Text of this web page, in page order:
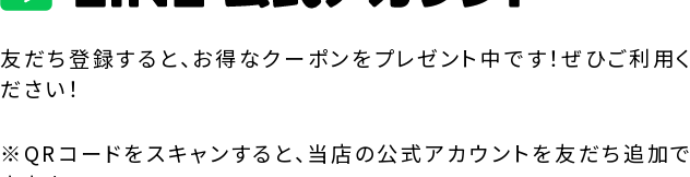
友だち登録すると、お得なクーポンをプレゼント中です！ぜひご利用く
ださい！
※QRコードをスキャンすると、当店の公式アカウントを友だち追加で